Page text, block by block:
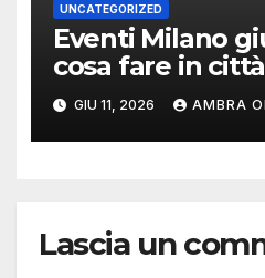
UNCATEGORIZED
Eventi Milano
cosa fare in
mese d’estate
GIU 11, 2026 AMBRA
Lascia un